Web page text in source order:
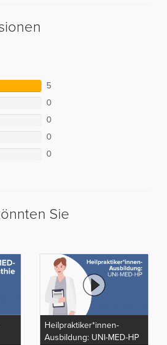
5
0
0
0
0
Sie
Heilpraktiker*innen-
Ausbildung: UNI-MED-HP